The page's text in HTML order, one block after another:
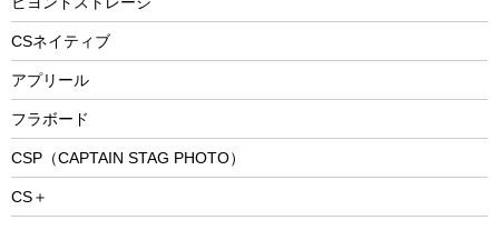
トレッキング
トレッキングアクセサリー
プレイグッズ
ウェルネス
CSネイティブ
アプリール
フラボード
CSP（CAPTAIN STAG PHOTO）
CS＋